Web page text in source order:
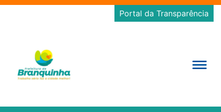
Portal da Transparência